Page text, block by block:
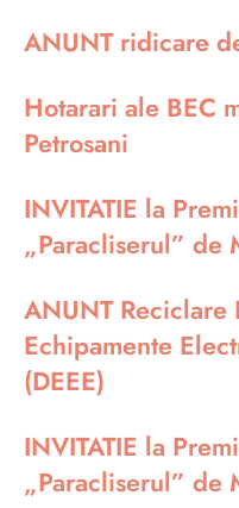
ANUNT ridicare
Hotarari ale BEC
Petrosani
INVITATIE la
„Paracliserul” de
ANUNT Reciclare
Echipamente
(DEEE)
INVITATIE la
„Paracliserul” de